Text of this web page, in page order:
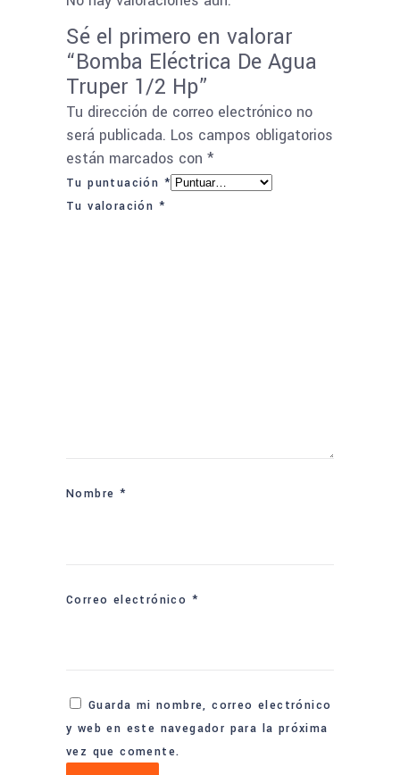
Sé el primero en valorar
“Bomba Eléctrica De Agua
Truper 1/2 Hp”
Tu dirección de correo electrónico no
será publicada. Los campos obligatorios
están marcados con *
Tu puntuación *
Tu valoración *
Nombre *
Correo electrónico *
Guarda mi nombre, correo electrónico
y web en este navegador para la próxima
vez que comente.